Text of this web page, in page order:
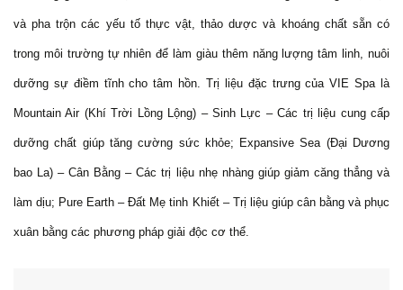
và pha trộn các yếu tố thực vật, thảo dược và khoáng chất sẵn có
trong môi trường tự nhiên để làm giàu thêm năng lượng tâm linh, nuôi
dưỡng sự điềm tĩnh cho tâm hồn. Trị liệu đặc trưng của VIE Spa là
Mountain Air (Khí Trời Lồng Lộng) – Sinh Lực – Các trị liệu cung cấp
dưỡng chất giúp tăng cường sức khỏe; Expansive Sea (Đại Dương
bao La) – Cân Bằng – Các trị liệu nhẹ nhàng giúp giảm căng thẳng và
làm dịu; Pure Earth – Đất Mẹ tinh Khiết – Trị liệu giúp cân bằng và phục
xuân bằng các phương pháp giải độc cơ thể.